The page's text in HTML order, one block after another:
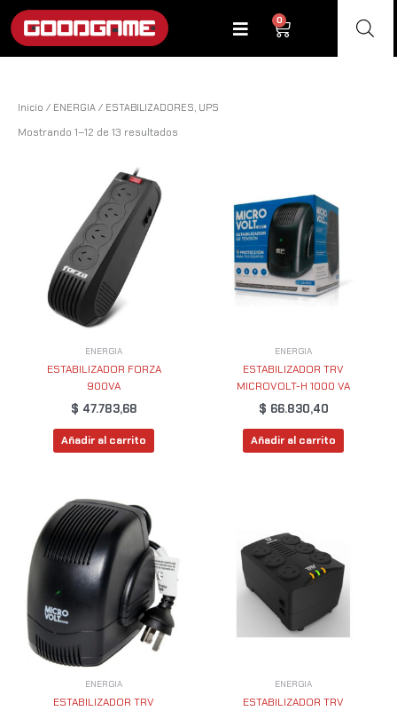
contenido
0
Cart
Inicio / ENERGIA / ESTABILIZADORES, UPS
Mostrando 1–12 de 13 resultados
ENERGIA
ESTABILIZADOR FORZA
900VA
$ 47.783,68
Añadir al carrito
ENERGIA
ESTABILIZADOR TRV
MICROVOLT-H 1000 VA
$ 66.830,40
Añadir al carrito
ENERGIA
ESTABILIZADOR TRV
ENERGIA
ESTABILIZADOR TRV